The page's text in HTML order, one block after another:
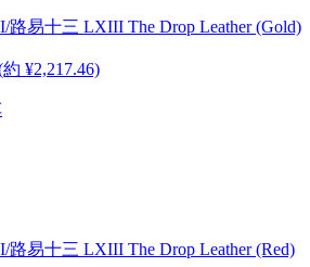
路易十三 LXIII The Drop Leather (Gold)
約 ¥2,217.46)
路易十三 LXIII The Drop Leather (Red)